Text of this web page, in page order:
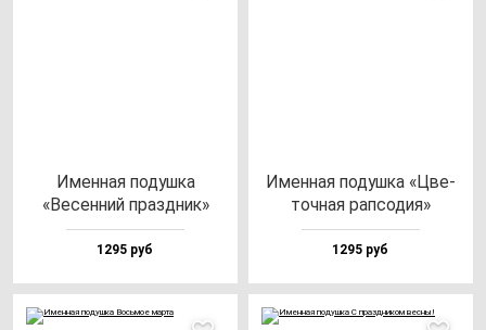
Имен­ная по­душ­ка
«Весен­ний праз­дник»
1295 руб
Имен­ная по­душ­ка «Цве­
точ­ная рап­со­дия»
1295 руб